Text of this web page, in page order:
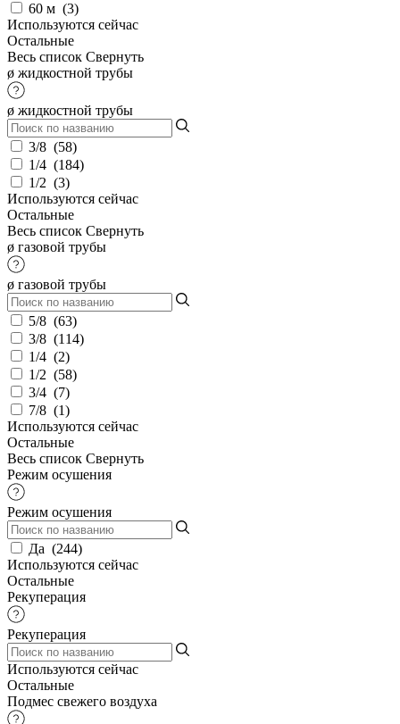
60 м (3)
Используются сейчас
Остальные
Весь список Свернуть
ø жидкостной трубы
ø жидкостной трубы
3/8 (58)
1/4 (184)
1/2 (3)
Используются сейчас
Остальные
Весь список Свернуть
ø газовой трубы
ø газовой трубы
5/8 (63)
3/8 (114)
1/4 (2)
1/2 (58)
3/4 (7)
7/8 (1)
Используются сейчас
Остальные
Весь список Свернуть
Режим осушения
Режим осушения
Да (244)
Используются сейчас
Остальные
Рекуперация
Рекуперация
Используются сейчас
Остальные
Подмес свежего воздуха